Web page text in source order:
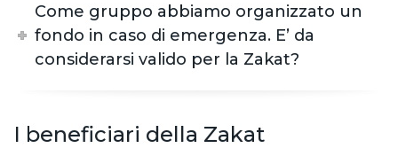
Come gruppo abbiamo organizzato un
fondo in caso di emergenza. E’ da
considerarsi valido per la Zakat?
I beneficiari della Zakat